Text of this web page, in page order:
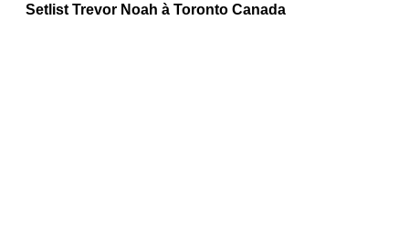
Setlist Trevor Noah à Toronto Canada